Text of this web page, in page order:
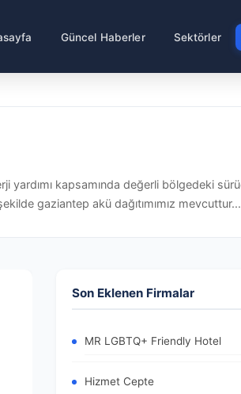
Güncel Haberler Sektörler
kapsamında değerli bölgedeki
gaziantep akü dağıtımımız
Son Eklenen Firmalar
MR LGBTQ+ Friendly Hotel
Hizmet Cepte